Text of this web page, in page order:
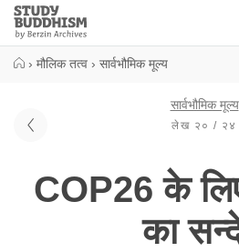
Close
Study
Buddhism
Home
› मौलिक तत्व › सार्वभौमिक मूल्य
सार्वभौमिक मूल्य
लेख २० / २४
COP26 के
का